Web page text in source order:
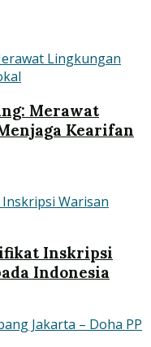
Merawat
Kearifan
Inskripsi
Indonesia